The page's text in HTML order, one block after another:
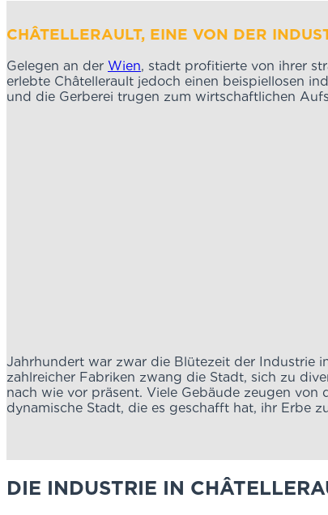
CHÂTELLERAULT,
Gelegen an der Wien, stadt profitierte von ihrer
erlebte Châtellerault jedoch einen beispiellosen
und die Gerberei trugen zum wirtschaftlichen
Jahrhundert war zwar die Blütezeit der Industrie
zahlreicher Fabriken zwang die Stadt, sich zu
nach wie vor präsent. Viele Gebäude zeugen
dynamische Stadt, die es geschafft hat, ihr Erbe
DIE INDUSTRIE IN